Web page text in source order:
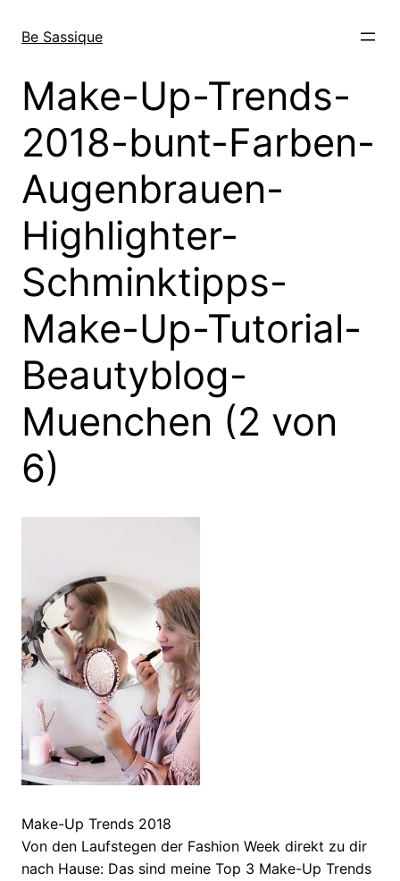
Be Sassique
Make-Up-Trends-
2018-bunt-Farben-
Augenbrauen-
Highlighter-
Schminktipps-
Make-Up-Tutorial-
Beautyblog-
Muenchen (2 von
6)
Make-Up Trends 2018
Von den Laufstegen der Fashion Week direkt zu dir
nach Hause: Das sind meine Top 3 Make-Up Trends